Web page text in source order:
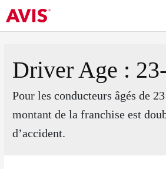
Driver Age :
Pour les conducteurs âgés de
montant de la franchise est
d’accident.
Réserver